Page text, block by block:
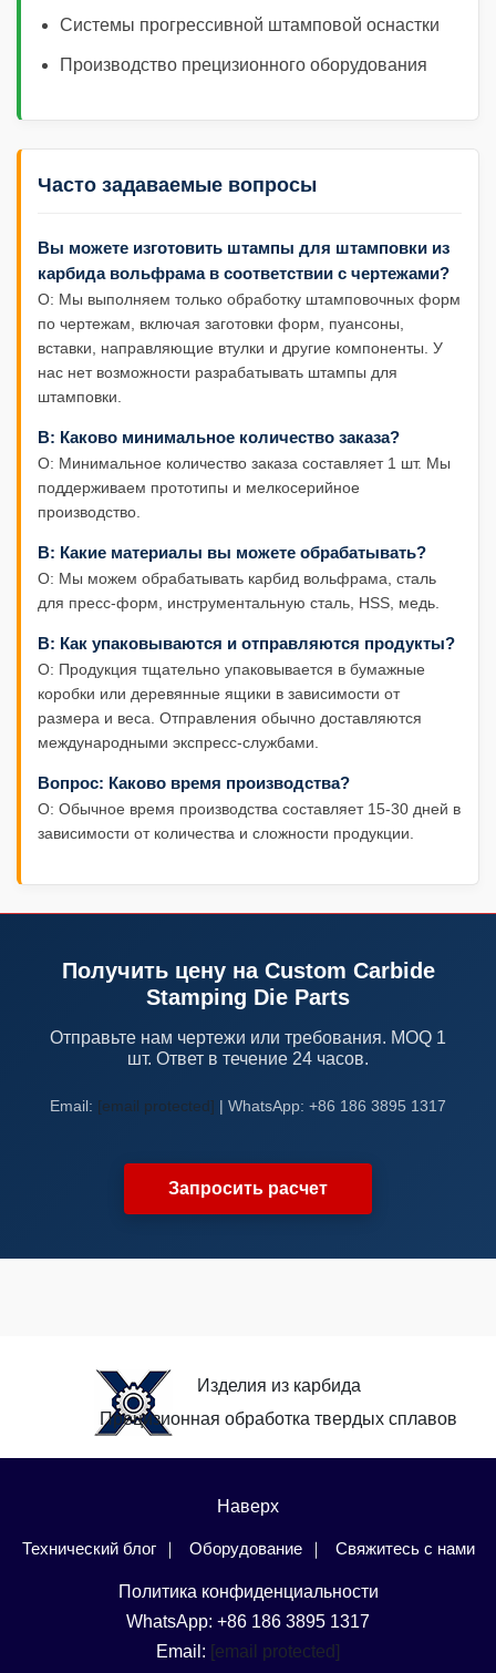
Системы прогрессивной штамповой оснастки
Производство прецизионного оборудования
Часто задаваемые вопросы
Вы можете изготовить штампы для штамповки из
карбида вольфрама в соответствии с чертежами?
О: Мы выполняем только обработку штамповочных форм
по чертежам, включая заготовки форм, пуансоны,
вставки, направляющие втулки и другие компоненты. У
нас нет возможности разрабатывать штампы для
штамповки.
В: Каково минимальное количество заказа?
О: Минимальное количество заказа составляет 1 шт. Мы
поддерживаем прототипы и мелкосерийное
производство.
В: Какие материалы вы можете обрабатывать?
О: Мы можем обрабатывать карбид вольфрама, сталь
для пресс-форм, инструментальную сталь, HSS, медь.
В: Как упаковываются и отправляются продукты?
О: Продукция тщательно упаковывается в бумажные
коробки или деревянные ящики в зависимости от
размера и веса. Отправления обычно доставляются
международными экспресс-службами.
Вопрос: Каково время производства?
О: Обычное время производства составляет 15-30 дней в
зависимости от количества и сложности продукции.
Получить цену на Custom Carbide
Stamping Die Parts
Отправьте нам чертежи или требования. MOQ 1
шт. Ответ в течение 24 часов.
Email: [email protected] | WhatsApp: +86 186 3895 1317
Запросить расчет
Изделия из карбида
Прецизионная обработка твердых сплавов
Наверх
Технический блог Оборудование Свяжитесь с нами
Политика конфиденциальности
WhatsApp: +86 186 3895 1317
Email: [email protected]